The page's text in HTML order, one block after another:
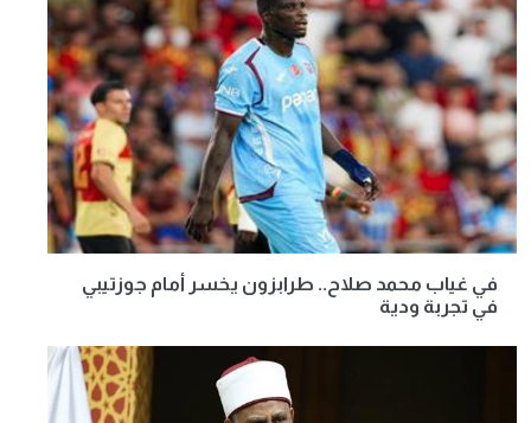
في غياب محمد صلاح.. طرابزون يخسر أمام جوزتيبي
في تجربة ودية